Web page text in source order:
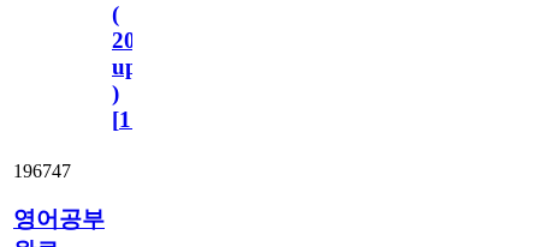
(
2023.11.1
update
)
[110
196747
영어공부